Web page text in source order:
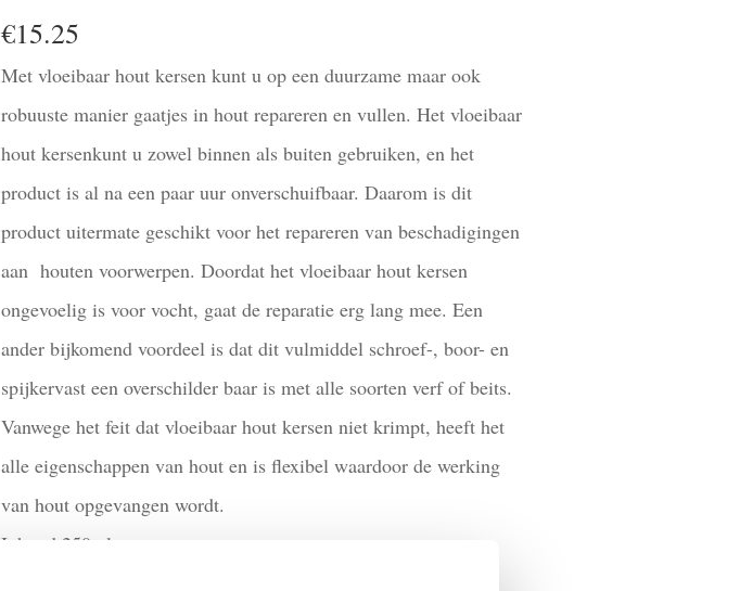
€15.25
Met vloeibaar hout kersen kunt u op een duurzame maar ook
robuuste manier gaatjes in hout repareren en vullen. Het vloeibaar
hout kersenkunt u zowel binnen als buiten gebruiken, en het
product is al na een paar uur onverschuifbaar. Daarom is dit
product uitermate geschikt voor het repareren van beschadigingen
aan houten voorwerpen. Doordat het vloeibaar hout kersen
ongevoelig is voor vocht, gaat de reparatie erg lang mee. Een
ander bijkomend voordeel is dat dit vulmiddel schroef-, boor- en
spijkervast een overschilder baar is met alle soorten verf of beits.
Vanwege het feit dat vloeibaar hout kersen niet krimpt, heeft het
alle eigenschappen van hout en is flexibel waardoor de werking
van hout opgevangen wordt.
Inhoud 250ml